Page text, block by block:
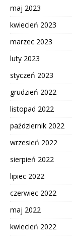
maj 2023
kwiecień 2023
marzec 2023
luty 2023
styczeń 2023
grudzień 2022
listopad 2022
październik 2022
wrzesień 2022
sierpień 2022
lipiec 2022
czerwiec 2022
maj 2022
kwiecień 2022